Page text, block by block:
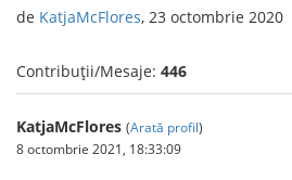
de KatjaMcFlores, 23 octombrie 2020
Contribuții/Mesaje: 446
KatjaMcFlores (Arată profil)
8 octombrie 2021, 18:33:09